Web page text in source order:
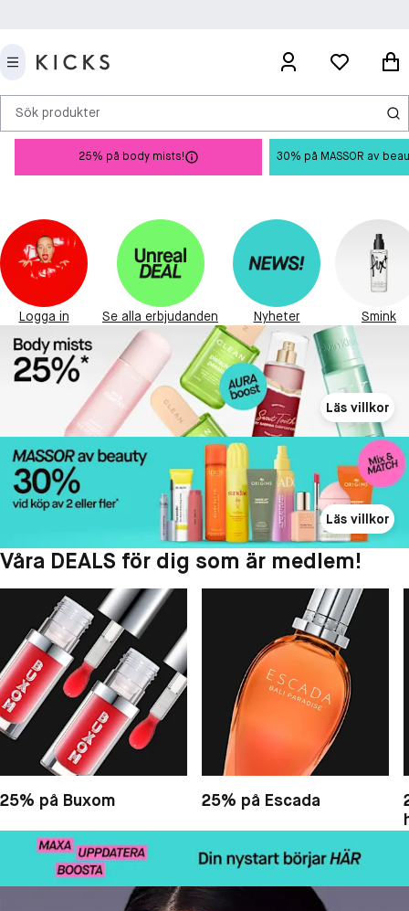
Sök produkter
25% på body mists! 30% på MASSOR av
Logga in Se alla erbjudanden Nyheter Smink
Läs villkor
Läs villkor
Våra DEALS för dig som är medlem!
25% på Buxom 25% på Escada